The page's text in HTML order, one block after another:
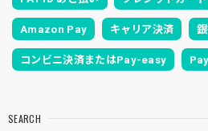
Amazon Pay キャリア決済
コンビニ決済またはPay-easy
SEARCH